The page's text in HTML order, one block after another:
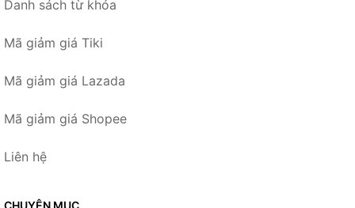
Danh sách từ khóa
Mã giảm giá Tiki
Mã giảm giá Lazada
Mã giảm giá Shopee
Liên hệ
CHUYÊN MỤC